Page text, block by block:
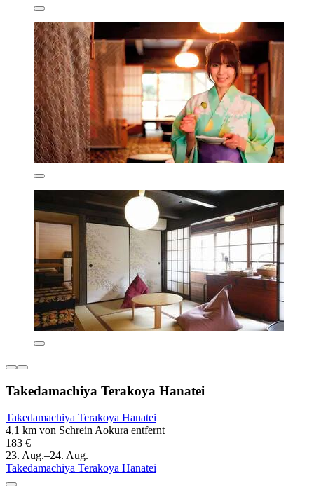
Takedamachiya Terakoya Hanatei
Takedamachiya Terakoya Hanatei
4,1 km von Schrein Aokura entfernt
183 €
23. Aug.–24. Aug.
Takedamachiya Terakoya Hanatei